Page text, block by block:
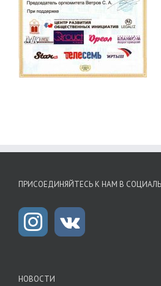
ПРИСОЕДИНЯЙТЕСЬ К НАМ В
НОВОСТИ